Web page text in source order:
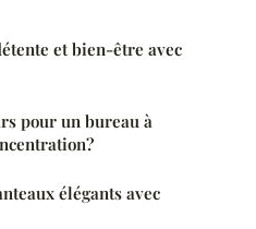
et bien-être avec
pour un bureau à
élégants avec